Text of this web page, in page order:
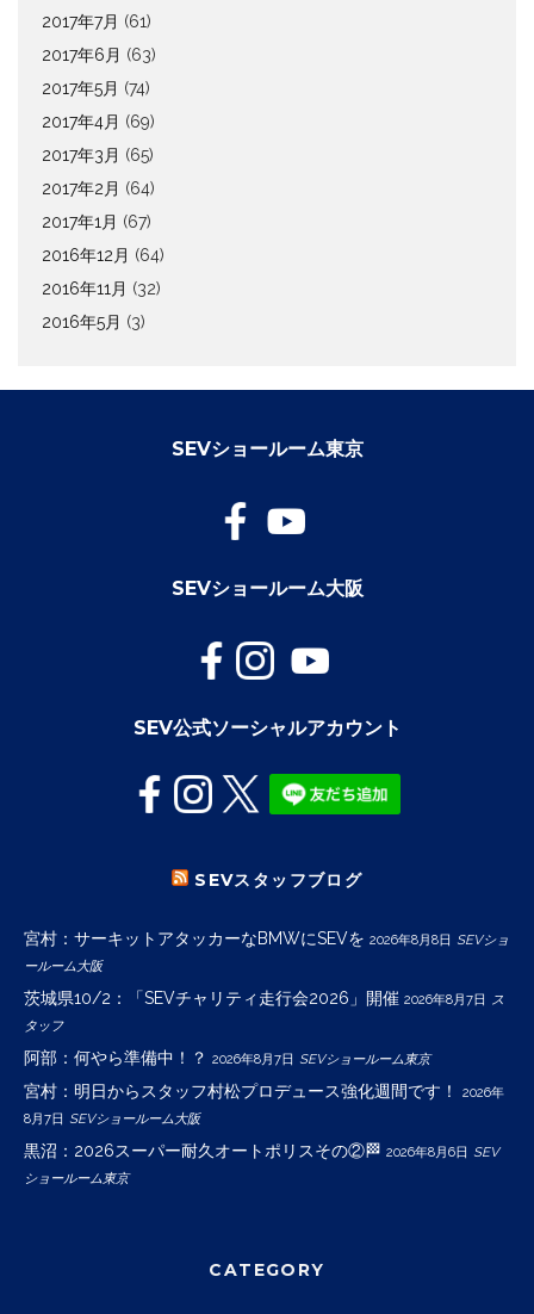
2017年7月 (61)
2017年6月 (63)
2017年5月 (74)
2017年4月 (69)
2017年3月 (65)
2017年2月 (64)
2017年1月 (67)
2016年12月 (64)
2016年11月 (32)
2016年5月 (3)
SEVショールーム東京
SEVショールーム大阪
SEV公式ソーシャルアカウント
SEVスタッフブログ
宮村：サーキットアタッカーなBMWにSEVを 2026年8月8日 SEVショ
ールーム大阪
茨城県10/2：「SEVチャリティ走行会2026」開催 2026年8月7日
ス
タッフ
阿部：何やら準備中！？ 2026年8月7日 SEVショールーム東京
宮村：明日からスタッフ村松プロデュース強化週間です！
2026年
8月7日 SEVショールーム大阪
黒沼：2026スーパー耐久オートポリスその②🏁 2026年8月6日 SEV
ショールーム東京
CATEGORY